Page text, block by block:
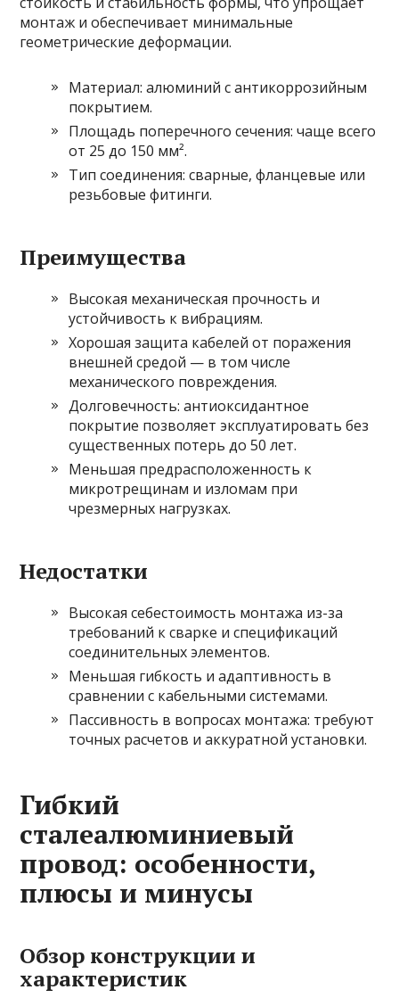
монтаж и обеспечивает минимальные
геометрические деформации.
Материал: алюминий с антикоррозийным
покрытием.
Площадь поперечного сечения: чаще всего
от 25 до 150 мм².
Тип соединения: сварные, фланцевые или
резьбовые фитинги.
Преимущества
Высокая механическая прочность и
устойчивость к вибрациям.
Хорошая защита кабелей от поражения
внешней средой — в том числе
механического повреждения.
Долговечность: антиоксидантное
покрытие позволяет эксплуатировать без
существенных потерь до 50 лет.
Меньшая предрасположенность к
микротрещинам и изломам при
чрезмерных нагрузках.
Недостатки
Высокая себестоимость монтажа из-за
требований к сварке и спецификаций
соединительных элементов.
Меньшая гибкость и адаптивность в
сравнении с кабельными системами.
Пассивность в вопросах монтажа: требуют
точных расчетов и аккуратной установки.
Гибкий
сталеалюминиевый
провод: особенности,
плюсы и минусы
Обзор конструкции и
характеристик